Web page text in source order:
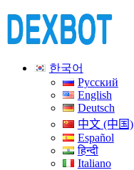
한국어
Русский
English
Deutsch
中文 (中国)
Español
हिन्दी
Italiano